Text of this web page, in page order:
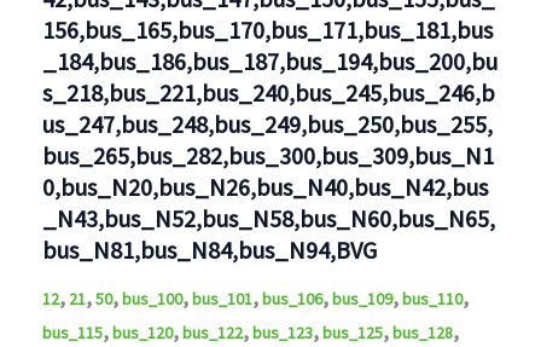
156,bus_165,bus_170,bus_171,bus_181,bus
_184,bus_186,bus_187,bus_194,bus_200,bu
s_218,bus_221,bus_240,bus_245,bus_246,b
us_247,bus_248,bus_249,bus_250,bus_255,
bus_265,bus_282,bus_300,bus_309,bus_N1
0,bus_N20,bus_N26,bus_N40,bus_N42,bus
_N43,bus_N52,bus_N58,bus_N60,bus_N65,
bus_N81,bus_N84,bus_N94,BVG
12, 21,50,bus_100,bus_101,bus_106,bus_109,bus_110,
bus_115,bus_120,bus_122,bus_123,bus_125,bus_128,